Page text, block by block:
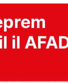
il